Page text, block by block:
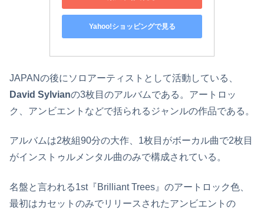
Yahoo!ショッピングで見る
JAPANの後にソロアーティストとして活動している、
David Sylvianの3枚目のアルバムである。アートロッ
ク、アンビエントなどで括られるジャンルの作品である。
アルバムは2枚組90分の大作、1枚目がボーカル曲で2枚目
がインストゥルメンタル曲のみで構成されている。
名盤と言われる1st『Brilliant Trees』のアートロック色、
最初はカセットのみでリリースされたアンビエントの